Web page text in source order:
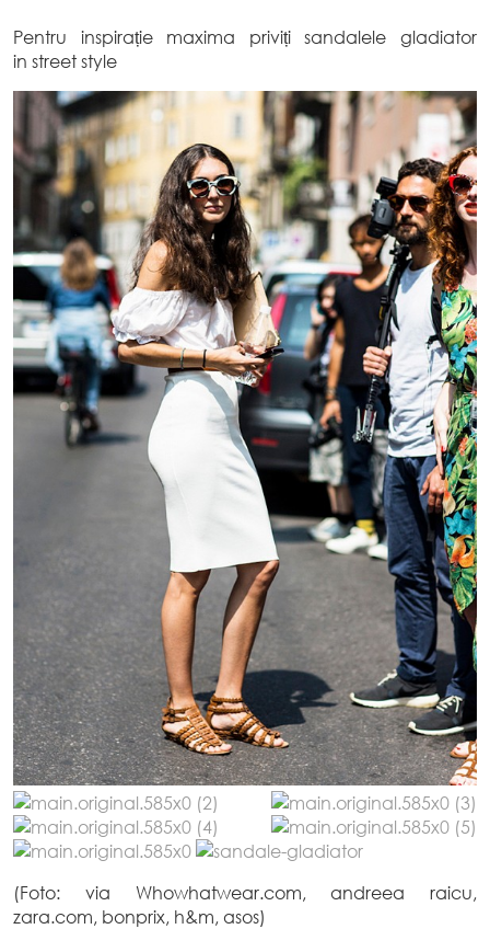
Pentru inspirație maxima priviți sandalele gladiator
in street style
(Foto: via Whowhatwear.com, andreea raicu,
zara.com, bonprix, h&m, asos)